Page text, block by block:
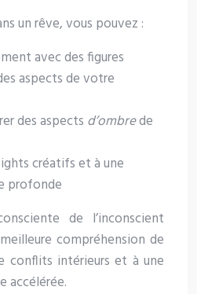
un rêve, vous pouvez :
avec des figures
aspects de votre
des aspects d’ombrede
créatifs et à une
profonde
de l’inconscient
compréhension de
conflits intérieurs et à une
accélérée.